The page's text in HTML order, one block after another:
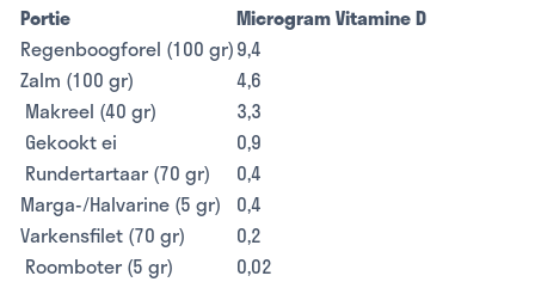
Portie
Microgram Vitamine D
Regenboogforel (100 gr)9,4
Zalm (100 gr)
4,6
Makreel (40 gr)
3,3
Gekookt ei
0,9
Rundertartaar (70 gr)
0,4
Marga-/Halvarine (5 gr) 0,4
Varkensfilet (70 gr)
0,2
Roomboter (5 gr)
0,02